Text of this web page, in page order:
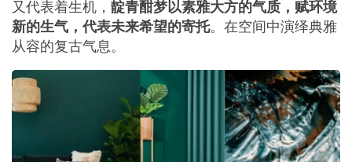
又代表着生机， 靛青酣梦以素雅大方的气质，赋环境
新的生气，代表未来希望的寄托。在空间中演绎典雅
从容的复古气息。